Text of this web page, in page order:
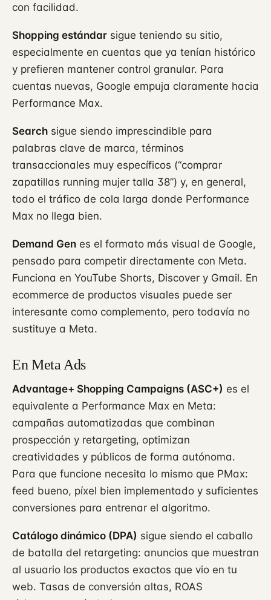
con facilidad.
Shopping estándar sigue teniendo su sitio,
especialmente en cuentas que ya tenían histórico
y prefieren mantener control granular. Para
cuentas nuevas, Google empuja claramente hacia
Performance Max.
Search sigue siendo imprescindible para
palabras clave de marca, términos
transaccionales muy específicos (“comprar
zapatillas running mujer talla 38”) y, en general,
todo el tráfico de cola larga donde Performance
Max no llega bien.
Demand Gen es el formato más visual de Google,
pensado para competir directamente con Meta.
Funciona en YouTube Shorts, Discover y Gmail. En
ecommerce de productos visuales puede ser
interesante como complemento, pero todavía no
sustituye a Meta.
En Meta Ads
Advantage+ Shopping Campaigns (ASC+) es el
equivalente a Performance Max en Meta:
campañas automatizadas que combinan
prospección y retargeting, optimizan
creatividades y públicos de forma autónoma.
Para que funcione necesita lo mismo que PMax:
feed bueno, píxel bien implementado y suficientes
conversiones para entrenar el algoritmo.
Catálogo dinámico (DPA) sigue siendo el caballo
de batalla del retargeting: anuncios que muestran
al usuario los productos exactos que vio en tu
web. Tasas de conversión altas, ROAS